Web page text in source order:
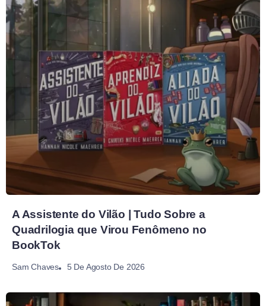
A Assistente do Vilão | Tudo Sobre a
Quadrilogia que Virou Fenômeno no
BookTok
Sam Chaves 5 De Agosto De 2026